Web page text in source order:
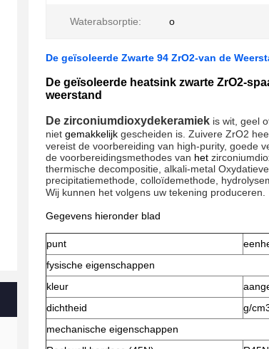
Waterabsorptie: o
De geïsoleerde Zwarte 94 ZrO2-van de
De geïsoleerde heatsink zwarte ZrO2-
weerstand
De zirconiumdioxydekeramiek is wit, geel
niet gemakkelijk gescheiden is. Zuivere ZrO2
vereist de voorbereiding van high-purity, goede
de voorbereidingsmethodes van het
thermische decompositie, alkali-metal
precipitatiemethode, colloïdemethode,
Wij kunnen het volgens uw tekening produceren.
Gegevens hieronder blad
punt
fysische eigenschappen
kleur
dichtheid
g/
mechanische eigenschappen